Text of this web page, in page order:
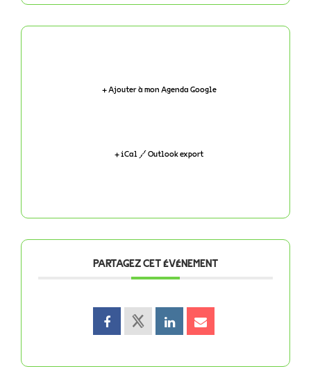
+ Ajouter à mon Agenda Google
+ iCal / Outlook export
PARTAGEZ CET ÉVÉNEMENT